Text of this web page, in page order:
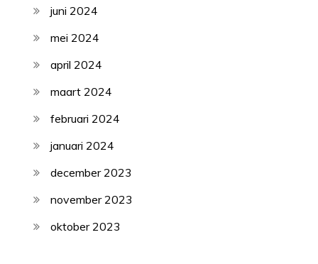
juni 2024
mei 2024
april 2024
maart 2024
februari 2024
januari 2024
december 2023
november 2023
oktober 2023